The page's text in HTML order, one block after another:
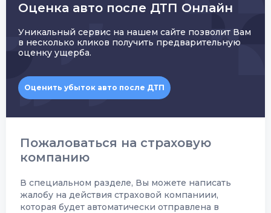
Оценка авто после ДТП Онлайн
Уникальный сервис на нашем сайте позволит Вам
в несколько кликов получить предварительную
оценку ущерба.
Оценить убыток авто после ДТП
Пожаловаться на страховую
компанию
В специальном разделе, Вы можете написать
жалобу на действия страховой компаниии,
которая будет автоматически отправлена в